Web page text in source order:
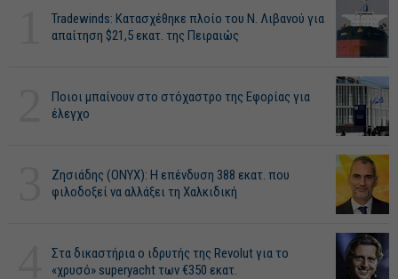
Tradewinds: Κατασχέθηκε πλοίο του Ν. Λιβανού για
απαίτηση $21,5 εκατ. της Πειραιώς
Ποιοι μπαίνουν στο στόχαστρο της Εφορίας για
έλεγχο
Ζησιάδης (ONYX): Η επένδυση 388 εκατ. που
φιλοδοξεί να αλλάξει τη Χαλκιδική
Στα δικαστήρια ο ιδρυτής της Revolut για το
«χρυσό» superyacht των €350 εκατ.